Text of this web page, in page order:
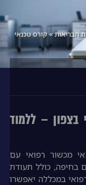
הבריאות»קורס טכנאי
בצפון – ללמוד
מכשור רפואי עם
בחיפה, כולל תעודת
במכללה יאפשרו